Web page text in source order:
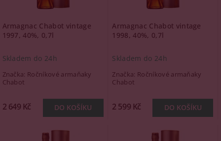
Armagnac Chabot vintage
1997, 40%, 0,7l
Skladem do 24h
Značka: Ročníkové armaňaky
Chabot
2 649 Kč
Armagnac Chabot vintage
1998, 40%, 0,7l
Skladem do 24h
Značka: Ročníkové armaňaky
Chabot
2 599 Kč